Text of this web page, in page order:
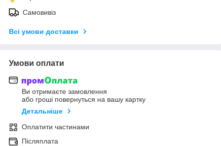
Самовивіз
Всі умови доставки
Умови оплати
Ви отримаєте замовлення
або гроші повернуться на вашу картку
Детальніше
Оплатити частинами
Післяплата